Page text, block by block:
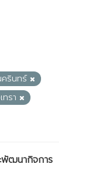
ครินทร์
ทรา
พัฒนากิจการ